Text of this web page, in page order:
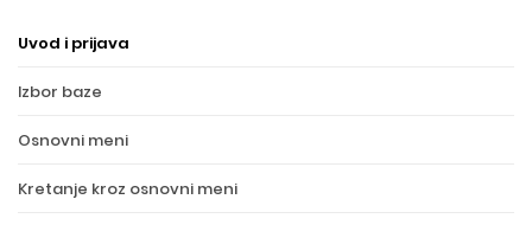
Uvod i prijava
Izbor baze
Osnovni meni
Kretanje kroz osnovni meni